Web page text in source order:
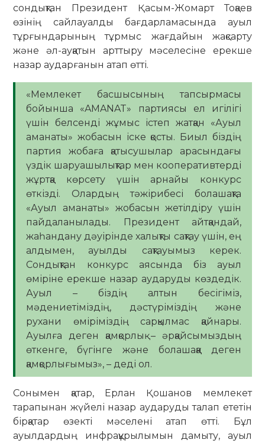
сондықтан Президент Қасым-Жомарт Тоқаев
өзінің сайлауалды бағдарламасында ауыл
тұрғындарының тұрмыс жағдайын жақсарту
және әл-ауқатын арттыру мәселесіне ерекше
назар аударғанын атап өтті.
«Мемлекет басшысының тапсырмасы
бойынша «AMANAT» партиясы ел игілігі
үшін белсенді жұмыс істеп жатқан «Ауыл
аманаты» жобасын іске қосты. Биыл біздің
партия жобаға қатысушылар арасындағы
үздік шаруашылықтар мен кооперативтерді
жұртқа көрсету үшін арнайы конкурс
өткізді. Олардың тәжірибесі болашақта
«Ауыл аманаты» жобасын жетілдіру үшін
пайдаланылады. Президент айтқандай,
жаһандану дәуірінде халықты сақтау үшін, ең
алдымен, ауылды сақтауымыз керек.
Сондықтан конкурс аясында біз ауыл
өміріне ерекше назар аударуды көздедік.
Ауыл – біздің алтын бесігіміз,
мәдениетіміздің, дәстүріміздің және
рухани өміріміздің сарқылмас қайнары.
Ауылға деген қамқорлық – әрқайсымыздың
өткенге, бүгінге және болашаққа деген
қамқорлығымыз», – деді ол.
Сонымен қатар, Ерлан Қошанов мемлекет
тарапынан жүйелі назар аударуды талап ететін
бірқатар өзекті мәселені атап өтті. Бұл
ауылдардың инфрақұрылымын дамыту, ауыл